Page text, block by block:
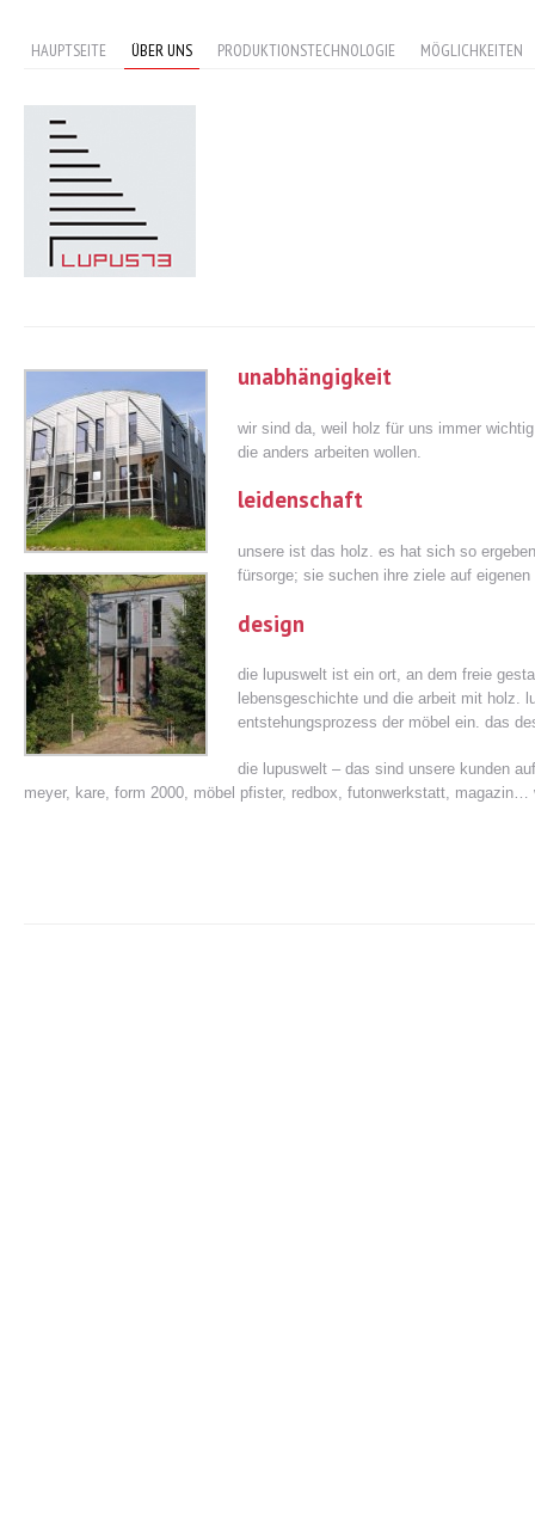
HAUPTSEITE ÜBER UNS PRODUKTIONSTECHNOLOGIE MÖGLICHKEITEN
unabhängigkeit
wir sind da, weil holz für uns immer
die anders arbeiten wollen.
leidenschaft
unsere ist das holz. es hat sich so
fürsorge; sie suchen ihre ziele auf
design
die lupuswelt ist ein ort, an dem freie
lebensgeschichte und die arbeit mit holz.
entstehungsprozess der möbel ein. das
die lupuswelt – das sind unsere kunden
meyer, kare, form 2000, möbel pfister, redbox, futonwerkstatt,